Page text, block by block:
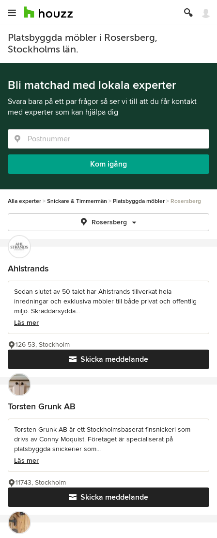
Platsbyggda möbler i Rosersberg,
Stockholms län.
Bli matchad med lokala experter
Svara bara på ett par frågor så ser vi till att du får kontakt
med experter som kan hjälpa dig
Kom igång
Alla experter Snickare & Timmermän Platsbyggda möbler Rosersberg
Rosersberg
Ahlstrands
Sedan slutet av 50 talet har Ahlstrands tillverkat hela
inredningar och exklusiva möbler till både privat och offentlig
miljö. Skräddarsydda...
Läs mer
Skicka meddelande
126 53, Stockholm
Torsten Grunk AB
Torsten Grunk AB är ett Stockholmsbaserat finsnickeri som
drivs av Conny Moquist. Företaget är specialiserat på
platsbyggda snickerier som...
Läs mer
Skicka meddelande
11743, Stockholm